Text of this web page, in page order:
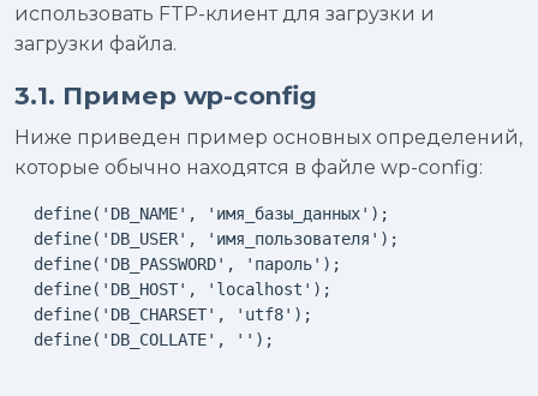
использовать FTP-клиент для загрузки и
загрузки файла.
3.1. Пример wp-config
Ниже приведен пример основных определений,
которые обычно находятся в файле wp-config:
  define('DB_NAME', 'имя_базы_данных');
  define('DB_USER', 'имя_пользователя');
  define('DB_PASSWORD', 'пароль');
  define('DB_HOST', 'localhost');
  define('DB_CHARSET', 'utf8');
  define('DB_COLLATE', '');